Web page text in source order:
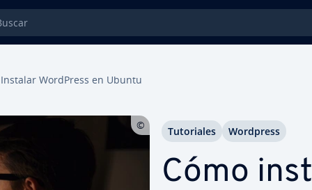
Instalar WordPress en Ubuntu
Cómo
Tu­to­ria­les Wordpress